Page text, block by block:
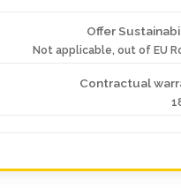
Offer
Not applicable, out of EU
Contractual